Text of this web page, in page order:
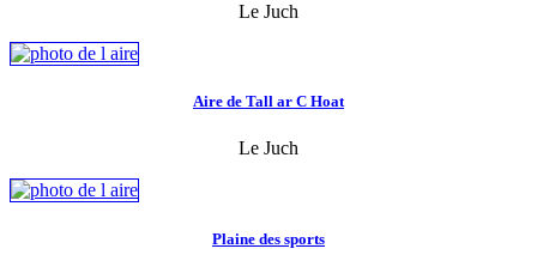
Le Juch
Aire de Tall ar C Hoat
Le Juch
Plaine des sports